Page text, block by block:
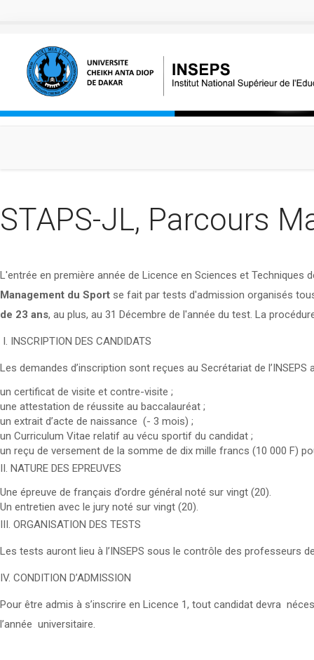
STAPS-JL, Parcours
L'entrée en première année de Licence en Sciences et Techniques
Management du Sport se fait par tests d'admission organisés
de 23 ans, au plus, au 31 Décembre de l'année du test. La
I. INSCRIPTION DES CANDIDATS
Les demandes d’inscription sont reçues au Secrétariat de
un certificat de visite et contre-visite ;
une attestation de réussite au baccalauréat ;
un extrait d’acte de naissance (- 3 mois) ;
un Curriculum Vitae relatif au vécu sportif du candidat ;
un reçu de versement de la somme de dix mille francs (10 000 F)
II. NATURE DES EPREUVES
Une épreuve de français d’ordre général noté sur vingt (20).
Un entretien avec le jury noté sur vingt (20).
III. ORGANISATION DES TESTS
Les tests auront lieu à l’INSEPS sous le contrôle des professeurs
IV. CONDITION D’ADMISSION
Pour être admis à s’inscrire en Licence 1, tout candidat devra
l’année universitaire.